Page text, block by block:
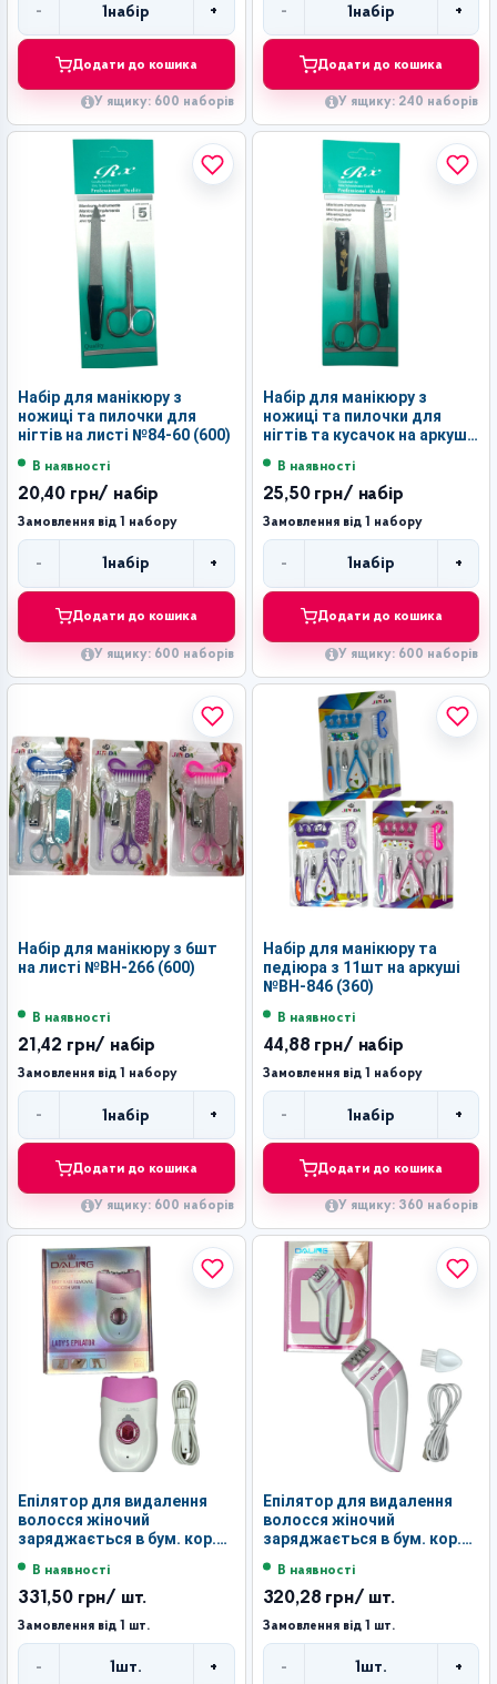
-
Кількість
1 набір +
Додати до кошика
У ящику: 600 наборів
-
Кількість
1 набір +
Додати до кошика
У ящику: 240 наборів
Набір для манікюру з
ножиці та пилочки для
нігтів на листі №84-60 (600)
В наявності
20,40 грн/ набір
Замовлення від 1 набору
-
Кількість
1набір +
Додати до кошика
У ящику: 600 наборів
Набір для манікюру з
ножиці та пилочки для
нігтів та кусачок на аркуші
В наявності
25,50 грн/ набір
Замовлення від 1 набору
-
Кількість
1набір +
Додати до кошика
У ящику: 600 наборів
Набір для манікюру з 6шт
на листі №ВН-266 (600)
В наявності
21,42 грн/ набір
Замовлення від 1 набору
-
Кількість
1 набір +
Додати до кошика
У ящику: 600 наборів
Набір для манікюру та
педіюра з 11шт на аркуші
№ВН-846 (360)
В наявності
44,88 грн/ набір
Замовлення від 1 набору
-
Кількість
1 набір +
Додати до кошика
У ящику: 360 наборів
Епілятор для видалення
волосся жіночий
заряджається в бум. кор.
В наявності
331,50 грн/ шт.
Замовлення від 1 шт.
- 1шт. +
Епілятор для видалення
волосся жіночий
заряджається в бум. кор.
В наявності
320,28 грн/ шт.
Замовлення від 1 шт.
- 1шт. +